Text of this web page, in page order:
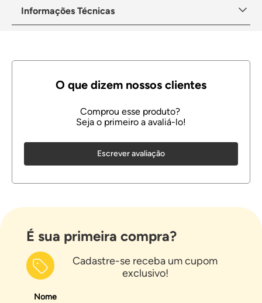
Informações Técnicas
Escrever avaliação
É sua primeira compra?
Cadastre-se receba um cupom
exclusivo!
Nome